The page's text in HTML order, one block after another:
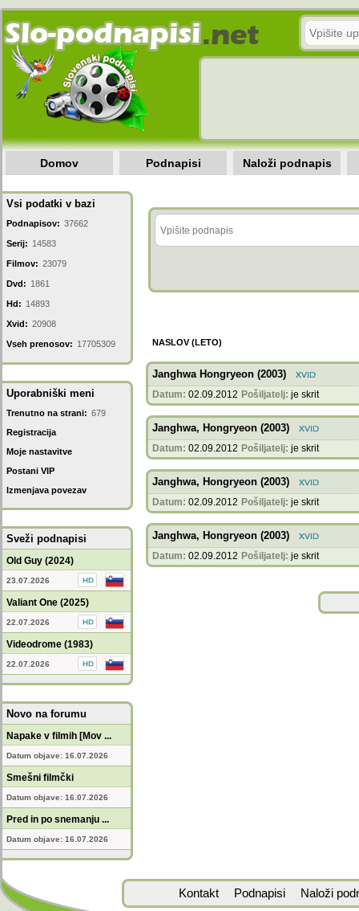
Domov Podnapisi Naloži podnapis
Vsi podatki v bazi
Podnapisov: 37662
Serij: 14583
Filmov: 23079
Dvd: 1861
Hd: 14893
Xvid: 20908
Vseh prenosov: 17705309
Uporabniški meni
Trenutno na strani: 679
Registracija
Moje nastavitve
Postani VIP
Izmenjava povezav
Sveži podnapisi
Old Guy (2024)
23.07.2026
Valiant One (2025)
22.07.2026
Videodrome (1983)
22.07.2026
Novo na forumu
Napake v filmih [Mov ...
Datum objave: 16.07.2026
Smešni filmčki
Datum objave: 16.07.2026
Pred in po snemanju ...
Datum objave: 16.07.2026
NASLOV (LETO)
Janghwa Hongryeon (2003)
Datum: 02.09.2012 Pošiljatelj: je skrit
Janghwa, Hongryeon (2003)
Datum: 02.09.2012 Pošiljatelj: je skrit
Janghwa, Hongryeon (2003)
Datum: 02.09.2012 Pošiljatelj: je skrit
Janghwa, Hongryeon (2003)
Datum: 02.09.2012 Pošiljatelj: je skrit
Kontakt Podnapisi Naloži